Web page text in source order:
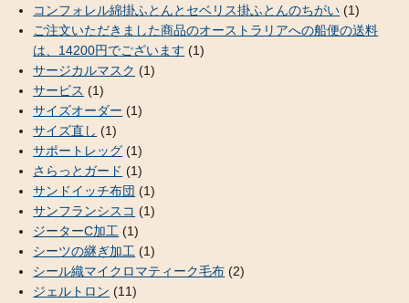
コンフォレル綿掛ふとんとセベリス掛ふとんのちがい (1)
ご注文いただきました商品のオーストラリアへの船便の送料
は、14200円でございます (1)
サージカルマスク (1)
サービス (1)
サイズオーダー (1)
サイズ直し (1)
サポートレッグ (1)
さらっとガード (1)
サンドイッチ布団 (1)
サンフランシスコ (1)
ジーターC加工 (1)
シーツの継ぎ加工 (1)
シール織マイクロマティーク毛布 (2)
ジェルトロン (11)